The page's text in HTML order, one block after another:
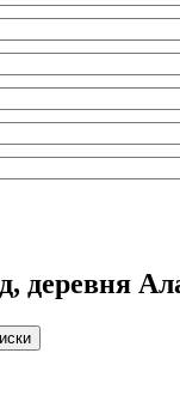
деревня